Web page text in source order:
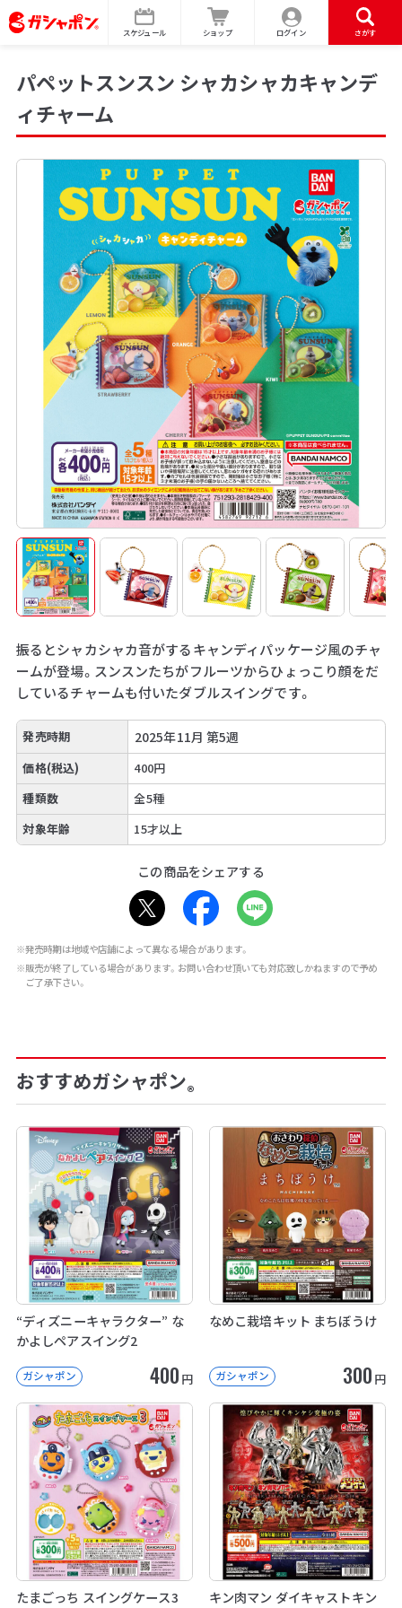
スケジュール ショップ ログイン さがす
パペットスンスン シャカシャカキャンデ
ィチャーム
振るとシャカシャカ音がするキャンディパッケージ風のチャ
ームが登場。スンスンたちがフルーツからひょっこり顔をだ
しているチャームも付いたダブルスイングです。
発売時期 2025年11月 第5週
価格(税込)
400円
種類数
全5種
対象年齢
15才以上
この商品をシェアする
※発売時期は地域や店舗によって異なる場合があります。
※販売が終了している場合があります。お問い合わせ頂いても対応致しかねますので予め
ご了承下さい。
おすすめガシャポン®
“ディズニーキャラクター” な
かよしペアスイング2
ガシャポン 400 円
なめこ栽培キット まちぼうけ
ガシャポン 300 円
たまごっち スイングケース3
キン肉マン ダイキャストキン